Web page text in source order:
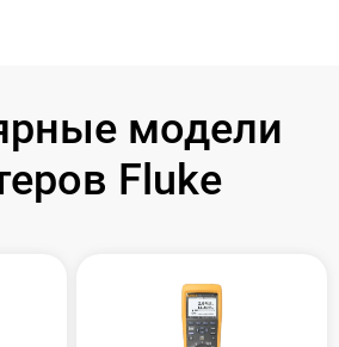
модели
Fluke